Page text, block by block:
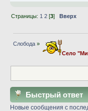
Страницы: 1 2 [3]Вверх
Слобода »
Село
Быстрый ответ
Новые сообщения с